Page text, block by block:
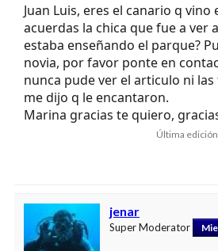
Juan Luis, eres el canario q vino
acuerdas la chica que fue a ver
estaba enseñando el parque?
novia, por favor ponte en
nunca pude ver el articulo ni
me dijo q le encantaron.
Marina gracias te quiero,
Última
jenar
Super Moderator